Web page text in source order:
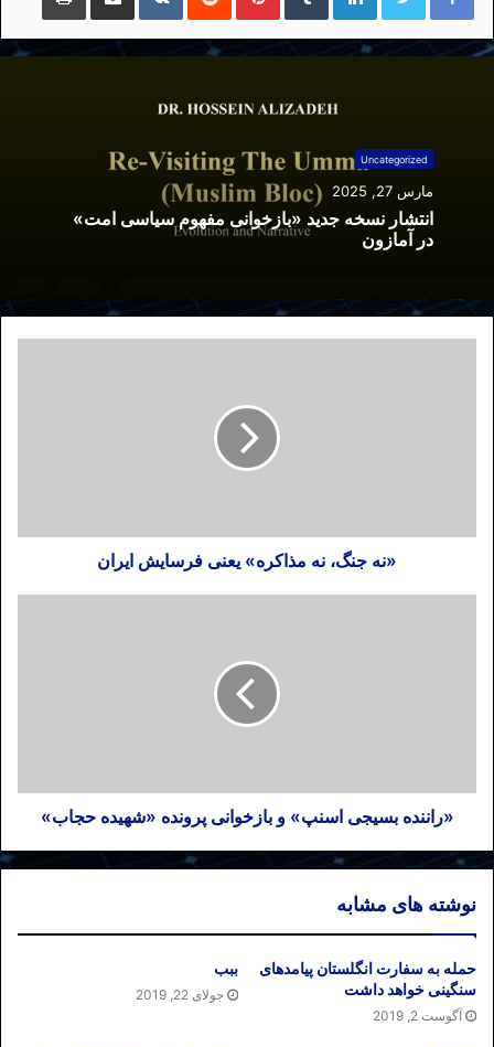
Uncategorized
مارس 27, 2025
انتشار نسخه جدید «بازخوانی مفهوم سیاسی امت»
در آمازون
«نه جنگ، نه مذاکره» یعنی فرسایش ایران
«راننده بسیجی اسنپ» و بازخوانی پرونده «شهیده حجاب»
نوشته های مشابه
حمله به سفارت انگلستان پیامد‌های
سنگینی خواهد داشت
آگوست 2, 2019
ببب
جولای 22, 2019